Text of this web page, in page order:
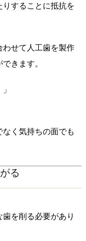
することに抵抗を
わせて人工歯を製作
きます。
く気持ちの面でも
る
を削る必要があり